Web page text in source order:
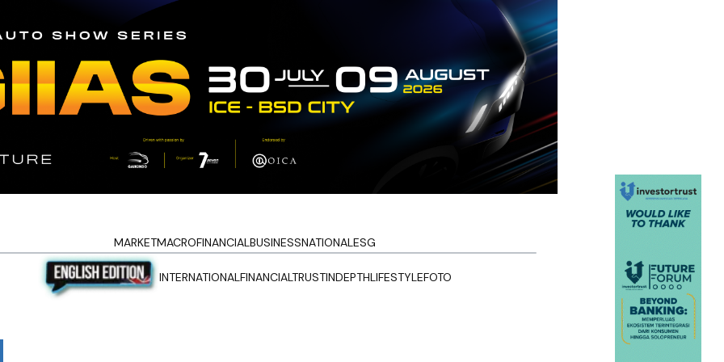
MARKETMACROFINANCIALBUSINESSNATIONALESG
INTERNATIONALFINANCIALTRUSTINDEPTHLIFESTYLEFOTO